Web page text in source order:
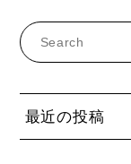
最近の投稿